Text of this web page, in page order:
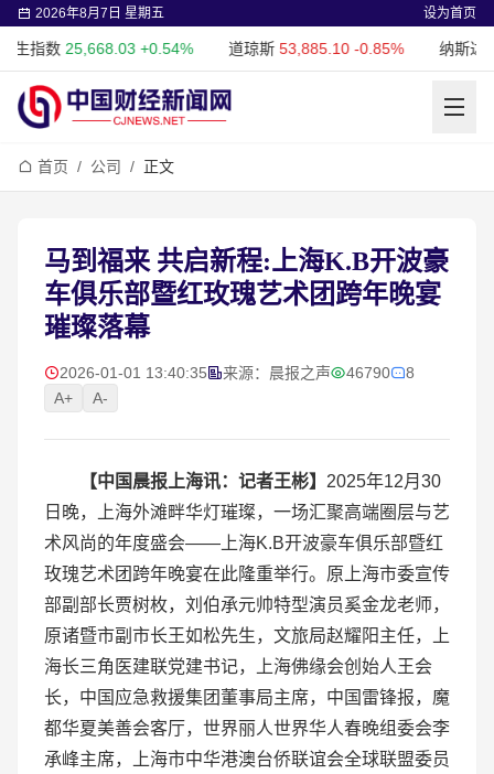
2026年8月7日 星期五 设为首页
+0.54% 道琼斯 53,885.10 -0.85% 纳斯达克
首页 / 公司 / 正文
马到福来 共启新程:上海K.B开波豪
车俱乐部暨红玫瑰艺术团跨年晚宴
璀璨落幕
2026-01-01 13:40:35 来源：晨报之声 46790
8
A+
A-
【中国晨报上海讯：记者王彬】 2025年12月30
日晚，上海外滩畔华灯璀璨，一场汇聚高端圈层与艺
术风尚的年度盛会——上海K.B开波豪车俱乐部暨红
玫瑰艺术团跨年晚宴在此隆重举行。原上海市委宣传
部副部长贾树枚，刘伯承元帅特型演员奚金龙老师，
原诸暨市副市长王如松先生，文旅局赵耀阳主任，上
海长三角医建联党建书记，上海佛缘会创始人王会
长，中国应急救援集团董事局主席，中国雷锋报，魔
都华夏美善会客厅，世界丽人世界华人春晚组委会李
承峰主席，上海市中华港澳台侨联谊会全球联盟委员